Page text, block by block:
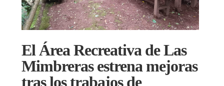
El Área Recreativa de Las
Mimbreras estrena mejoras
tras los trabajos de